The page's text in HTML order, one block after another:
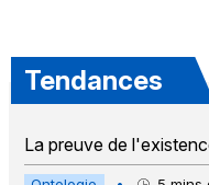
Tendances
La preuve de